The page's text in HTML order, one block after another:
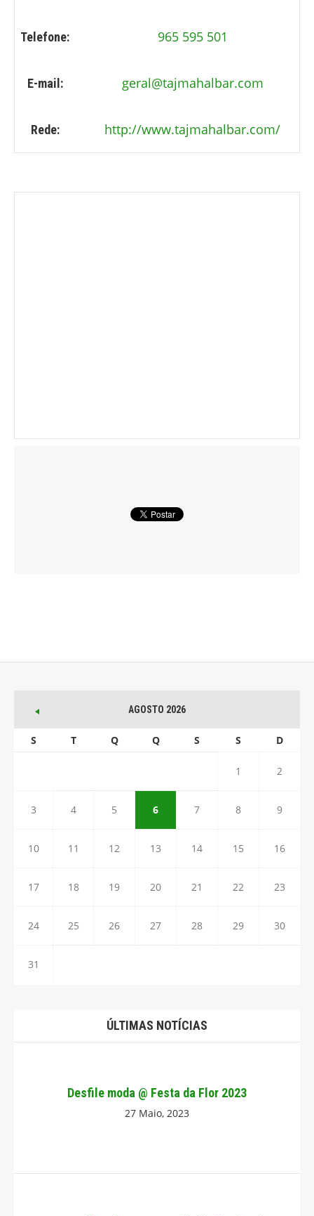
Telefone: 965 595 501
E-mail: geral@tajmahalbar.com
Rede: http://www.tajmahalbar.com/
AGOSTO 2026
S T Q Q S S D
1 2
3 4 5 6 7 8 9
10 11 12 13 14 15 16
17 18 19 20 21 22 23
24 25 26 27 28 29 30
31
ÚLTIMAS NOTÍCIAS
Desfile moda @ Festa da Flor 2023
27 Maio, 2023